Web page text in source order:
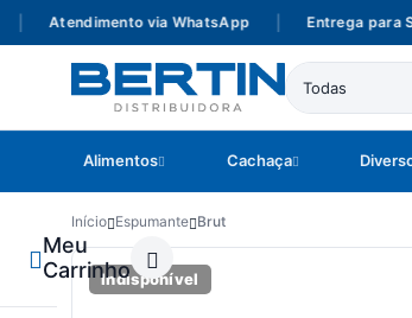
Atendimento via WhatsApp | Entrega para
Alimentos Cachaça
Meu
Carrinho
Início Espumante Brut
Indisponível